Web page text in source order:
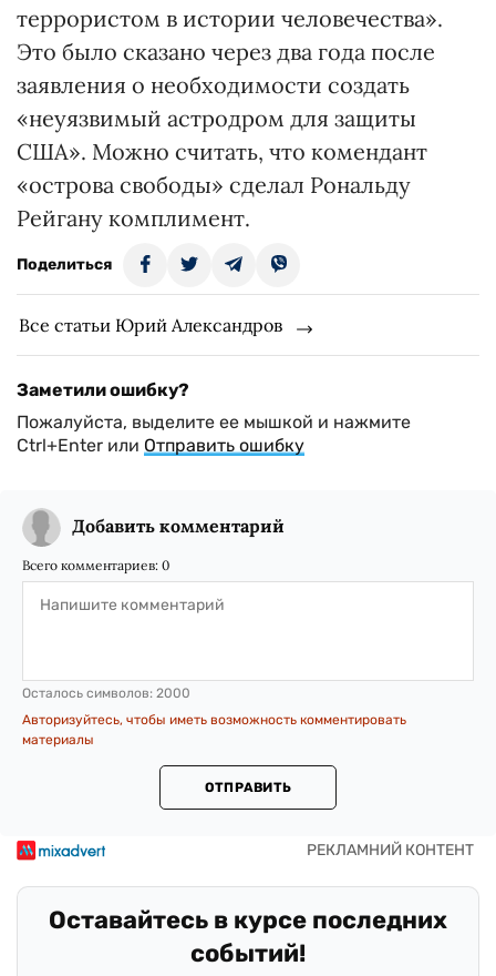
террористом в истории человечества».
Это было сказано через два года после
заявления о необходимости создать
«неуязвимый астродром для защиты
США». Можно считать, что комендант
«острова свободы» сделал Рональду
Рейгану комплимент.
Поделиться
Все статьи Юрий Александров
Заметили ошибку?
Пожалуйста, выделите ее мышкой и нажмите
Ctrl+Enter или Отправить ошибку
Добавить комментарий
Всего комментариев: 0
Осталось символов: 2000
Авторизуйтесь, чтобы иметь возможность комментировать
материалы
ОТПРАВИТЬ
Оставайтесь в курсе последних
событий!